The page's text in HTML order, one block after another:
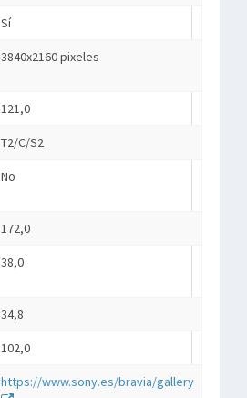
Sí
3840x2160 pixeles
121,0
T2/C/S2
No
172,0
38,0
34,8
102,0
https://www.sony.es/bravia/gallery